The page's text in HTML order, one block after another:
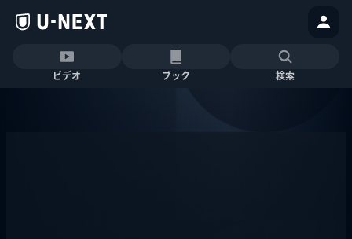
ビデオ ブック 検索